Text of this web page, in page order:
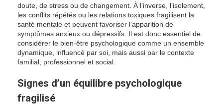
doute, de stress ou de changement. À l’inverse, l’isolement,
les conflits répétés ou les relations toxiques fragilisent la
santé mentale et peuvent favoriser l’apparition de
symptômes anxieux ou dépressifs. Il est donc essentiel de
considérer le bien-être psychologique comme un ensemble
dynamique, influencé par soi, mais aussi par le contexte
familial, professionnel et social.
Signes d’un équilibre psychologique
fragilisé